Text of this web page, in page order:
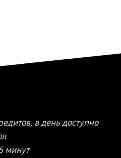
в день доступно
минут